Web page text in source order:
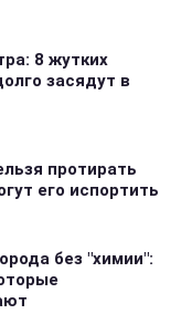
8 жутких
засядут в
протирать
его испортить
без "химии":